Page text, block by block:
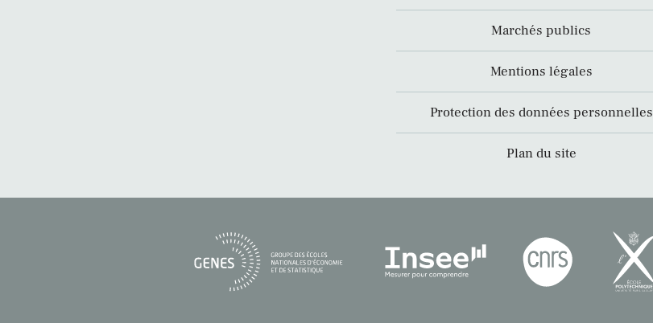
Marchés publics
Mentions légales
Protection des données personnelles
Plan du site